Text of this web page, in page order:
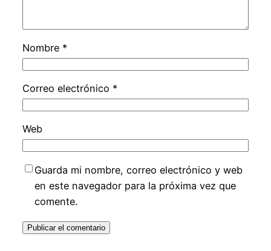
Nombre *
Correo electrónico *
Web
Guarda mi nombre, correo electrónico y web
en este navegador para la próxima vez que
comente.